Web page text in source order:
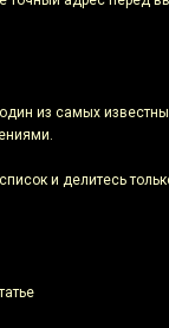
один из самых
и делитесь